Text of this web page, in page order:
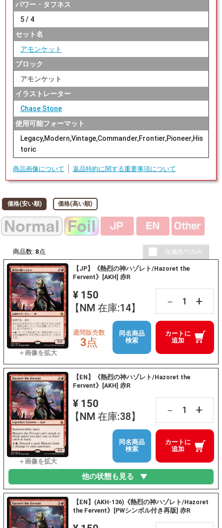
パワー・タフネス
5 / 4
セット名
アモンケット
ブロック
アモンケット
イラストレーター
Chase Stone
使用可能フォーマット
Legacy,Modern,Vintage,Commander,Frontier,Pioneer,His
toric
商品画像について 返品特約に関する重要事項について
価格(安い順) 価格(高い順)
商品数: 8 点
【JP】《熱烈の神ハゾレト/Hazoret the
Fervent》[AKH] 赤R
¥ 150
【NM 在庫:14】
－ +
カートに
追加
週間販売数
3点
同名商品
検索
【EN】《熱烈の神ハゾレト/Hazoret the
Fervent》[AKH] 赤R
¥ 150
【NM 在庫:38】
－ +
カートに
追加
同名商品
検索
他の状態も見る
【EN】(AKH-136)《熱烈の神ハゾレト/Hazoret
the Fervent》[PWシンボル付き再版] 赤R